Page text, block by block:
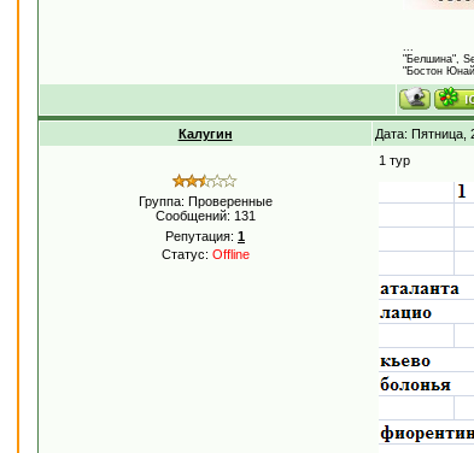
...
"Белшина",
"Бостон
Калугин Дата: Пятница,
Группа: Проверенные
Сообщений: 131
Репутация: 1
Статус: Offline
1 тур